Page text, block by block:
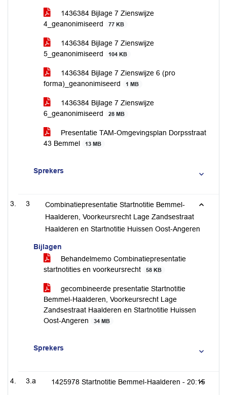
1436384 Bijlage 7 Zienswijze
4_geanonimiseerd
77 KB
1436384 Bijlage 7 Zienswijze
5_geanonimiseerd
104 KB
1436384 Bijlage 7 Zienswijze 6 (pro
forma)_geanonimiseerd
1 MB
1436384 Bijlage 7 Zienswijze
6_geanonimiseerd
28 MB
Presentatie TAM-Omgevingsplan Dorpsstraat
43 Bemmel
13 MB
Sprekers
3
Combinatiepresentatie Startnotitie Bemmel-
Haalderen, Voorkeursrecht Lage Zandsestraat
Haalderen en Startnotitie Huissen Oost-Angeren
Bijlagen
Behandelmemo Combinatiepresentatie
startnotities en voorkeursrecht
58 KB
gecombineerde presentatie Startnotitie
Bemmel-Haalderen, Voorkeursrecht Lage
Zandsestraat Haalderen en Startnotitie Huissen
Oost-Angeren
34 MB
Sprekers
3.a 1425978 Startnotitie Bemmel-Haalderen - 20:15